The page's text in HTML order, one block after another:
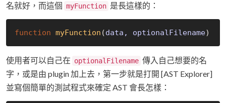
名就好，而這個 myFunction 是長這樣的：
function myFunction (data, optionalFilename
使用者可以自己在 optionalFilename 傳入自己想要的名
字，或是由 plugin 加上去，第一步就是打開 [AST Explorer]
並寫個簡單的測試程式來確定 AST 會長怎樣：